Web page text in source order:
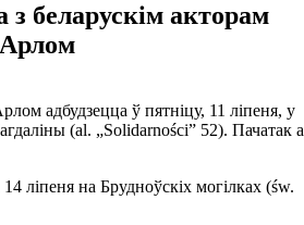
беларускім акторам
адбудзецца ў пятніцу, 11 ліпеня, у
(al. „Solidarności” 52). Пачатак а
ліпеня на Брудноўскіх могілках (św.